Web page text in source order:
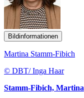
Bildinformationen
Martina Stamm-Fibich
© DBT/ Inga Haar
Stamm-Fibich, Martina